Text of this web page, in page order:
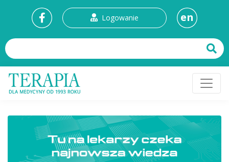
Logowanie en